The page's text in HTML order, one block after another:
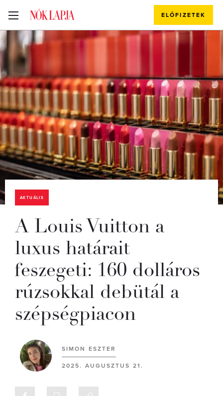
ELŐFIZETEK
AKTUÁLIS
A Louis Vuitton a
luxus határait
feszegeti: 160 dolláros
rúzsokkal debütál a
szépségpiacon
SIMON ESZTER
2025. AUGUSZTUS 21.